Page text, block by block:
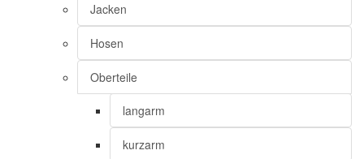
Jacken
Hosen
Oberteile
langarm
kurzarm